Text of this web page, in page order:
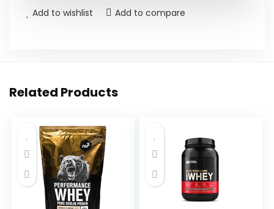
Add to wishlist Add to compare
Related Products